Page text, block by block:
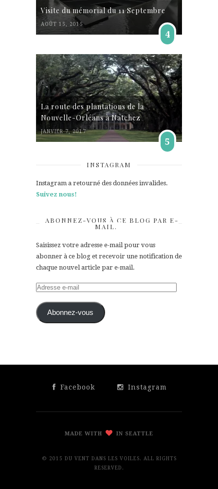
Visite du mémorial du 11 Septembre
AOÛT 15, 2015
4
La route des plantations de la
Nouvelle-Orléans à Natchez
JANVIER 7, 2017
5
INSTAGRAM
Instagram a retourné des données invalides.
Suivez nous!
ABONNEZ-VOUS À CE BLOG PAR E-
MAIL.
Saisissez votre adresse e-mail pour vous
abonner à ce blog et recevoir une notification de
chaque nouvel article par e-mail.
Adresse
mail Abonnez-vous
Facebook Instagram
MADE WITH IN SEATTLE
© 2015 DU VENT DANS LES VOILES. ALL RIGHTS
RESERVED.